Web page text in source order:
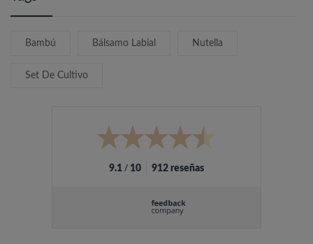
Bambú Bálsamo Labial Nutella
Set De Cultivo
9.1 / 10 912 reseñas